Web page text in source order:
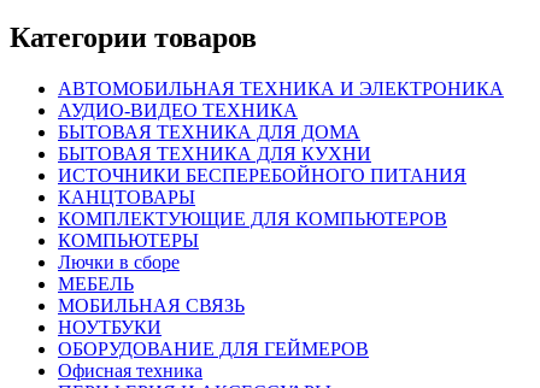
Категории товаров
АВТОМОБИЛЬНАЯ ТЕХНИКА И ЭЛЕКТРОНИКА
АУДИО-ВИДЕО ТЕХНИКА
БЫТОВАЯ ТЕХНИКА ДЛЯ ДОМА
БЫТОВАЯ ТЕХНИКА ДЛЯ КУХНИ
ИСТОЧНИКИ БЕСПЕРЕБОЙНОГО ПИТАНИЯ
КАНЦТОВАРЫ
КОМПЛЕКТУЮЩИЕ ДЛЯ КОМПЬЮТЕРОВ
КОМПЬЮТЕРЫ
Лючки в сборе
МЕБЕЛЬ
МОБИЛЬНАЯ СВЯЗЬ
НОУТБУКИ
ОБОРУДОВАНИЕ ДЛЯ ГЕЙМЕРОВ
Офисная техника